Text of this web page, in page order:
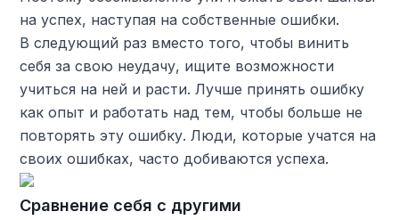
на успех, наступая на собственные ошибки.
В следующий раз вместо того, чтобы винить
себя за свою неудачу, ищите возможности
учиться на ней и расти. Лучше принять ошибку
как опыт и работать над тем, чтобы больше не
повторять эту ошибку. Люди, которые учатся на
своих ошибках, часто добиваются успеха.
Сравнение себя с другими